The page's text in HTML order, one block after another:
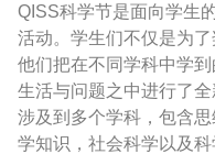
QISS科学节是面向学生
活动。学生们不仅是为
他们把在不同学科中学
生活与问题之中进行了
涉及到多个学科，包含
学知识，社会科学以及科